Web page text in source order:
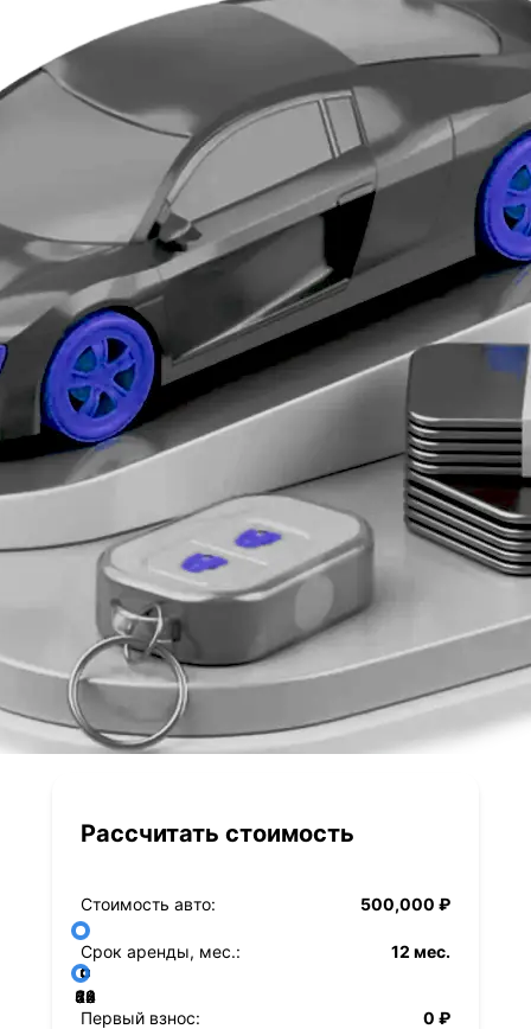
Рассчитать стоимость
Стоимость авто: 500,000 ₽
Срок аренды, мес.: 12 мес.
12
24
36
48
60
72
84
Первый взнос:
0 ₽